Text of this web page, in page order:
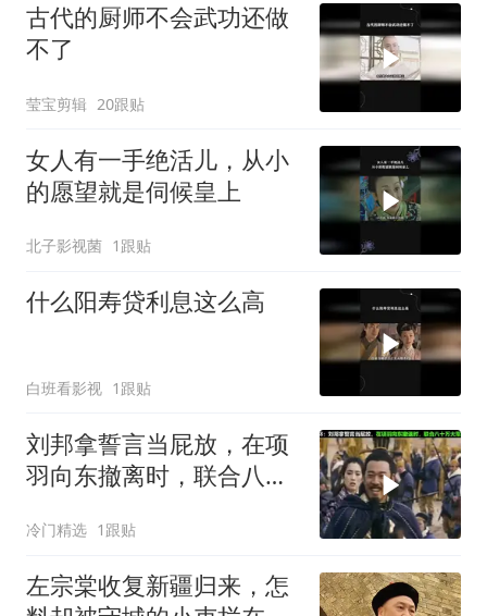
古代的厨师不会武功还做
不了
莹宝剪辑 20跟贴
女人有一手绝活儿，从小
的愿望就是伺候皇上
北子影视菌 1跟贴
什么阳寿贷利息这么高
白班看影视 1跟贴
刘邦拿誓言当屁放，在项
羽向东撤离时，联合八十
冷门精选 1跟贴
左宗棠收复新疆归来，怎